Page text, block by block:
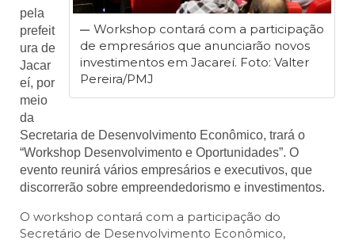
Workshop contará com a participação
de empresários que anunciarão novos
investimentos em Jacareí. Foto: Valter
Pereira/PMJ
pela
prefeit
ura de
Jacar
eí, por
meio
da
Secretaria de Desenvolvimento Econômico, trará o
“Workshop Desenvolvimento e Oportunidades”. O
evento reunirá vários empresários e executivos, que
discorrerão sobre empreendedorismo e investimentos.
O workshop contará com a participação do
Secretário de Desenvolvimento Econômico,